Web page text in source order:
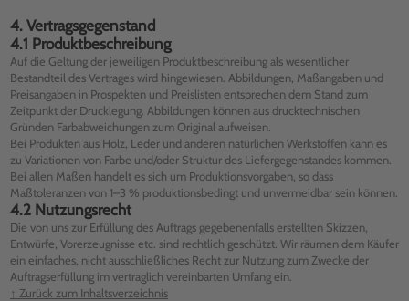
4. Vertragsgegenstand
4.1 Produktbeschreibung
Auf die Geltung der jeweiligen Produktbeschreibung als wesentlicher
Bestandteil des Vertrages wird hingewiesen. Abbildungen, Maßangaben und
Preisangaben in Prospekten und Preislisten entsprechen dem Stand zum
Zeitpunkt der Drucklegung. Abbildungen können aus drucktechnischen
Gründen Farbabweichungen zum Original aufweisen.
Bei Produkten aus Holz, Leder und anderen natürlichen Werkstoffen kann es
zu Variationen von Farbe und/oder Struktur des Liefergegenstandes kommen.
Bei allen Maßen handelt es sich um Produktionsvorgaben, so dass
Maßtoleranzen von 1–3 % produktionsbedingt und unvermeidbar sein können.
4.2 Nutzungsrecht
Die von uns zur Erfüllung des Auftrags gegebenenfalls erstellten Skizzen,
Entwürfe, Vorerzeugnisse etc. sind rechtlich geschützt. Wir räumen dem Käufer
ein einfaches, nicht ausschließliches Recht zur Nutzung zum Zwecke der
Auftragserfüllung im vertraglich vereinbarten Umfang ein.
↑ Zurück zum Inhaltsverzeichnis